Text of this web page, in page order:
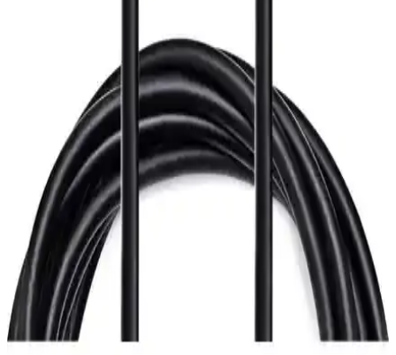
ses kalitesi ve dayanıklı yapısıyla profesyonel ve günlük kullanımda
üstün performans sağlar, esnek uzunluk ve güvenilir bağlantı sunar.
HDMI Kablo Karşılaştırması: Uzunluk, Kalite ve
Kullanıcı Deneyimleri Analizi
İki HDMI kablo ürününü teknik özellikler ve kullanıcı geri
bildirimleriyle karşılaştırıyoruz. Uzunluk, malzeme, ses ve görüntü
aktarımı ile performans değerlendirmesi içerir.
HDMI Kablo Karşılaştırması: 4K UHD ve Kısa
HDMI Kablosunun Özellikleri ve Farkları
İki farklı HDMI kabloyu detaylı karşılaştırıyoruz. 4K UHD ve kısa
HDMI kabloların özellikleri, kullanım alanları ve kullanıcı
yorumlarıyla en uygun seçeneği belirleyin.
Paugge 4K 60Hz Thunderbolt 2 Destekli Mini
DisplayPort HDMI Adaptör Kablosu